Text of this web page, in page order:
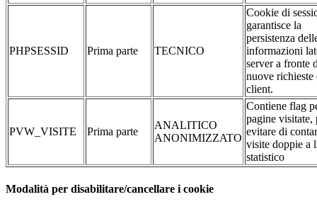
PHPSESSID Prima parte TECNICO
Cookie di
garantisce la
persistenza
informazioni
server a fronte
nuove richieste
client.
PVW_VISITE Prima parte
ANALITICO
ANONIMIZZATO
Contiene flag
pagine visitate,
evitare di
visite doppie a
statistico
Modalità per disabilitare/cancellare i cookie